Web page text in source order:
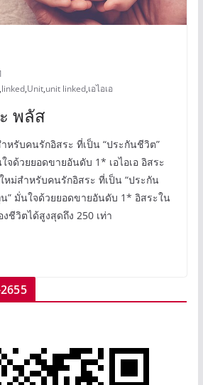
linked,Unit,unit linked,เอไอเอ
พลัส
หรับคนรักอิสระ ที่เป็น “ประกันชีวิต”
จด้วยยอดขายอันดับ 1* เอไอเอ อิสระ
ม่สำหรับคนรักอิสระ ที่เป็น “ประกัน
น” มั่นใจด้วยยอดขายอันดับ 1* อิสระใน
ชีวิตได้สูงสุดถึง 250 เท่า
55